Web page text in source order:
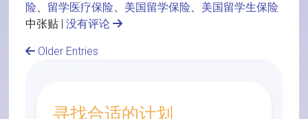
险、 留学医疗保险、 美国留学保险、 美国留学生保险
中张贴 | 没有评论
Older Entries
寻找合适的计划